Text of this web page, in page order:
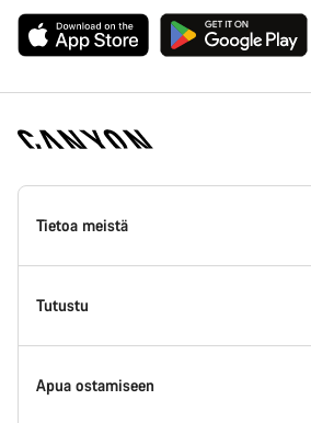
Canyon
Homepage
Tietoa meistä
Inside Canyon
Innovaatio Canyonilla
Tutustu
Tapahtumat
Apua ostamiseen